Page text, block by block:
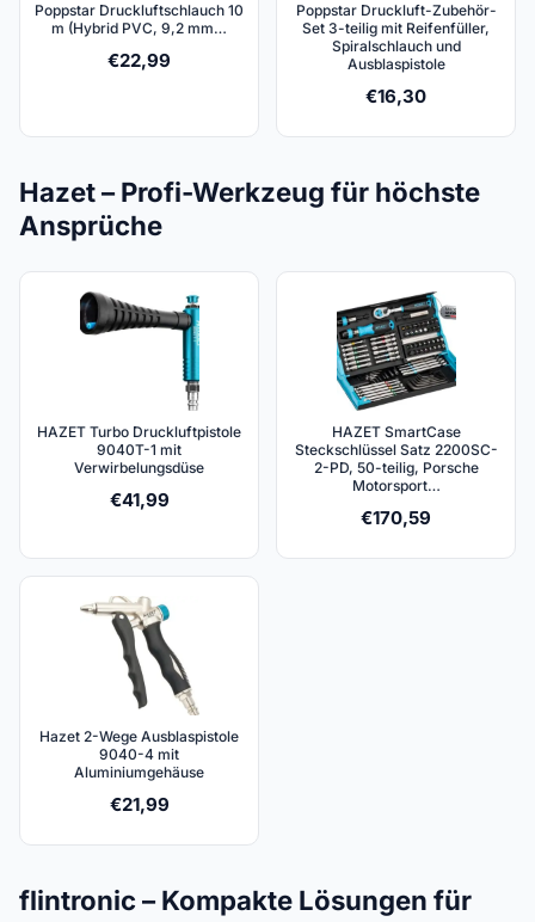
Poppstar Druckluftschlauch 10
m (Hybrid PVC, 9,2 mm…
€22,99
Poppstar Druckluft-Zubehör-
Set 3-teilig mit Reifenfüller,
Spiralschlauch und
Ausblaspistole
€16,30
Hazet – Profi-Werkzeug für höchste
Ansprüche
HAZET Turbo Druckluftpistole
9040T-1 mit
Verwirbelungsdüse
€41,99
HAZET SmartCase
Steckschlüssel Satz 2200SC-
2-PD, 50-teilig, Porsche
Motorsport…
€170,59
Hazet 2-Wege Ausblaspistole
9040-4 mit
Aluminiumgehäuse
€21,99
flintronic – Kompakte Lösungen für